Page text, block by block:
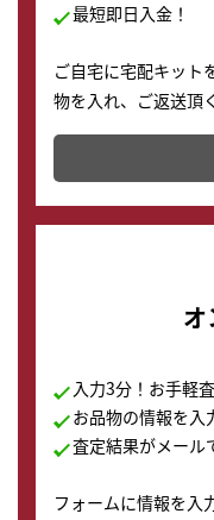
最短即日入金！
ご自宅に宅配キット
物を入れ、ご返送頂
テムです。
配送でも簡単&安全
す。
入力3分！お手軽
お品物の情報を入
査定結果がメール
フォームに情報を入